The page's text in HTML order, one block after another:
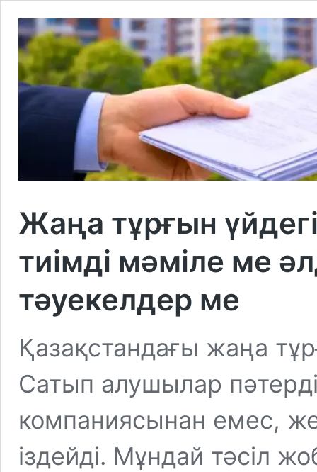
Жаңа тұрғын
тиімді мәміле ме
тәуекелдер ме
Қазақстандағы жаңа
Сатып алушылар
компаниясынан емес,
іздейді. Мұндай тәсіл